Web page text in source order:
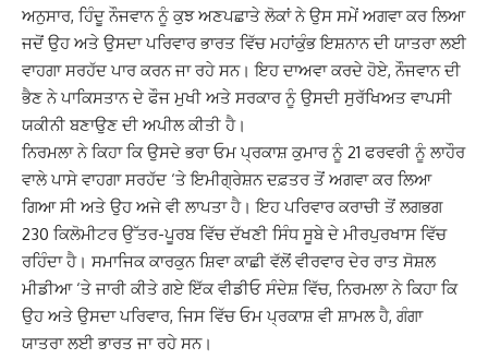
ਅਨੁਸਾਰ, ਹਿੰਦੂ ਨੌਜਵਾਨ ਨੂੰ ਕੁਝ ਅਣਪਛਾਤੇ ਲੋਕਾਂ ਨੇ ਉਸ ਸਮੇਂ ਅਗਵਾ ਕਰ ਲਿਆ
ਜਦੋਂ ਉਹ ਅਤੇ ਉਸਦਾ ਪਰਿਵਾਰ ਭਾਰਤ ਵਿੱਚ ਮਹਾਂਕੁੰਭ ​​ਇਸ਼ਨਾਨ ਦੀ ਯਾਤਰਾ ਲਈ
ਵਾਹਗਾ ਸਰਹੱਦ ਪਾਰ ਕਰਨ ਜਾ ਰਹੇ ਸਨ। ਇਹ ਦਾਅਵਾ ਕਰਦੇ ਹੋਏ, ਨੌਜਵਾਨ ਦੀ
ਭੈਣ ਨੇ ਪਾਕਿਸਤਾਨ ਦੇ ਫੌਜ ਮੁਖੀ ਅਤੇ ਸਰਕਾਰ ਨੂੰ ਉਸਦੀ ਸੁਰੱਖਿਅਤ ਵਾਪਸੀ
ਯਕੀਨੀ ਬਣਾਉਣ ਦੀ ਅਪੀਲ ਕੀਤੀ ਹੈ।
ਨਿਰਮਲਾ ਨੇ ਕਿਹਾ ਕਿ ਉਸਦੇ ਭਰਾ ਓਮ ਪ੍ਰਕਾਸ਼ ਕੁਮਾਰ ਨੂੰ 21 ਫਰਵਰੀ ਨੂੰ ਲਾਹੌਰ
ਵਾਲੇ ਪਾਸੇ ਵਾਹਗਾ ਸਰਹੱਦ ‘ਤੇ ਇਮੀਗ੍ਰੇਸ਼ਨ ਦਫ਼ਤਰ ਤੋਂ ਅਗਵਾ ਕਰ ਲਿਆ
ਗਿਆ ਸੀ ਅਤੇ ਉਹ ਅਜੇ ਵੀ ਲਾਪਤਾ ਹੈ। ਇਹ ਪਰਿਵਾਰ ਕਰਾਚੀ ਤੋਂ ਲਗਭਗ
230 ਕਿਲੋਮੀਟਰ ਉੱਤਰ-ਪੂਰਬ ਵਿੱਚ ਦੱਖਣੀ ਸਿੰਧ ਸੂਬੇ ਦੇ ਮੀਰਪੁਰਖਾਸ ਵਿੱਚ
ਰਹਿੰਦਾ ਹੈ। ਸਮਾਜਿਕ ਕਾਰਕੁਨ ਸ਼ਿਵਾ ਕਾਛੀ ਵੱਲੋਂ ਵੀਰਵਾਰ ਦੇਰ ਰਾਤ ਸੋਸ਼ਲ
ਮੀਡੀਆ ‘ਤੇ ਜਾਰੀ ਕੀਤੇ ਗਏ ਇੱਕ ਵੀਡੀਓ ਸੰਦੇਸ਼ ਵਿੱਚ, ਨਿਰਮਲਾ ਨੇ ਕਿਹਾ ਕਿ
ਉਹ ਅਤੇ ਉਸਦਾ ਪਰਿਵਾਰ, ਜਿਸ ਵਿੱਚ ਓਮ ਪ੍ਰਕਾਸ਼ ਵੀ ਸ਼ਾਮਲ ਹੈ, ਗੰਗਾ
ਯਾਤਰਾ ਲਈ ਭਾਰਤ ਜਾ ਰਹੇ ਸਨ।